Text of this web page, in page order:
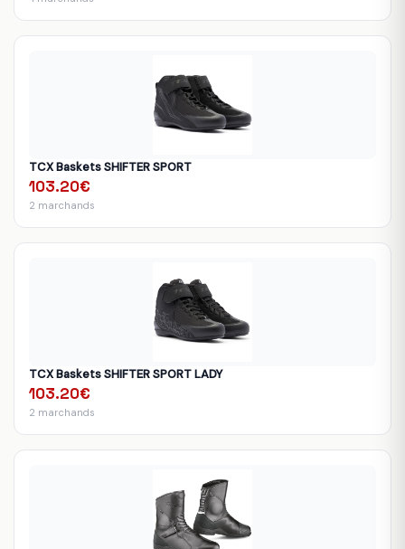
TCX Baskets SHIFTER SPORT
103.20€
2 marchands
TCX Baskets SHIFTER SPORT LADY
103.20€
2 marchands